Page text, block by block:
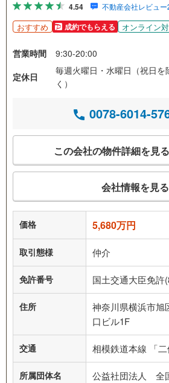
4.54 不動産会社レビュ
おすすめ 成約でもらえる オンライン
営業時間
9:30-20:00
定休日
毎週火曜日・水曜日（祝日を
く）
0078-6014-
この会社の物件詳細を見る
会社情報を見る
価格 5,680万円
取引態様 仲介
免許番号 国土交通大臣免許
住所
神奈川県横浜市旭
口ビル1F
交通 相模鉄道本線 「
所属団体名
公益社団法人 全